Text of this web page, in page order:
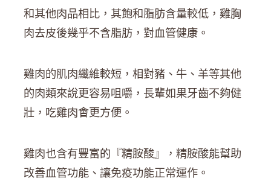
和其他肉品相比，其飽和脂肪含量較低，雞胸
肉去皮後幾乎不含脂肪，對血管健康。
雞肉的肌肉纖維較短，相對豬、牛、羊等其他
的肉類來說更容易咀嚼，長輩如果牙齒不夠健
壯，吃雞肉會更方便。
雞肉也含有豐富的『精胺酸』，精胺酸能幫助
改善血管功能、讓免疫功能正常運作。